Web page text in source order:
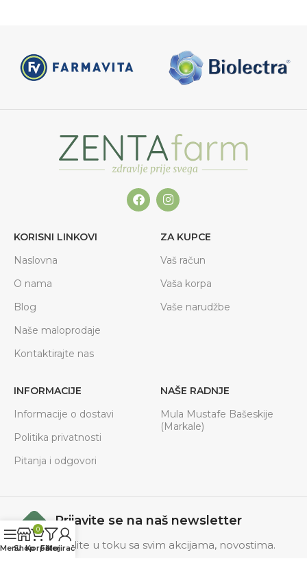
KORISNI LINKOVI
Naslovna
O nama
Blog
Naše maloprodaje
Kontaktirajte nas
ZA KUPCE
Vaš račun
Vaša korpa
Vaše narudžbe
INFORMACIJE
Informacije o dostavi
Politika privatnosti
Pitanja i odgovori
NAŠE RADNJE
Mula Mustafe Bašeskije
(Markale)
Prijavite se na naš newsletter
Budite u toku sa svim akcijama, novostima.
MenuShop
0
KorpaFilteri
Moj račun